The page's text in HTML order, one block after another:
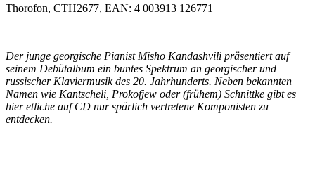
Thorofon, CTH2677, EAN: 4 003913 126771
Der junge georgische Pianist Misho Kandashvili präsentiert auf
seinem Debütalbum ein buntes Spektrum an georgischer und
russischer Klaviermusik des 20. Jahrhunderts. Neben bekannten
Namen wie Kantscheli, Prokofjew oder (frühem) Schnittke gibt es
hier etliche auf CD nur spärlich vertretene Komponisten zu
entdecken.